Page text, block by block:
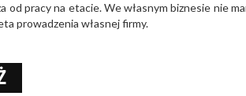
od pracy na etacie. We własnym biznesie nie
prowadzenia własnej firmy.